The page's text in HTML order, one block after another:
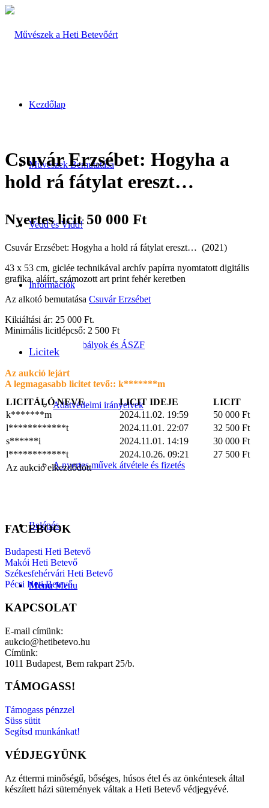
Kezdőlap
Művészek Bemutatása
Vedd és Vidd!
Információk
Licitszabályok és ÁSZF
Adatvédelmi irányelvek
A nyertes művek átvétele és fizetés
Belépés
Menu Menu
Csuvár Erzsébet: Hogyha a
hold rá fátylat ereszt…
Nyertes licit: 50 000 Ft
Csuvár Erzsébet: Hogyha a hold rá fátylat ereszt… (2021)
43 x 53 cm, giclée technikával archív papírra nyomtatott digitális
grafika, aláírt, számozott art print fehér keretben
Az alkotó bemutatása Csuvár Erzsébet
Kikiáltási ár: 25 000 Ft.
Minimális licitlépcső: 2 500 Ft
Licitek
Az aukció lejárt
A legmagasabb licitet tevő:: k*******m
LICITÁLÓ NEVE
LICIT IDEJE
LICIT
k*******m
2024.11.02. 19:59 50 000 Ft
l************t
2024.11.01. 22:07 32 500 Ft
s******i
2024.11.01. 14:19 30 000 Ft
l************t
2024.10.26. 09:21 27 500 Ft
Az aukció elkezdődött
FACEBOOK
Budapesti Heti Betevő
Makói Heti Betevő
Székesfehérvári Heti Betevő
Pécsi Heti Betevő
KAPCSOLAT
E-mail címünk:
aukcio@hetibetevo.hu
Címünk:
1011 Budapest, Bem rakpart 25/b.
TÁMOGASS!
Támogass pénzzel
Süss sütit
Segítsd munkánkat!
VÉDJEGYÜNK
Az éttermi minőségű, bőséges, húsos étel és az önkéntesek által
készített házi sütemények váltak a Heti Betevő védjegyévé.